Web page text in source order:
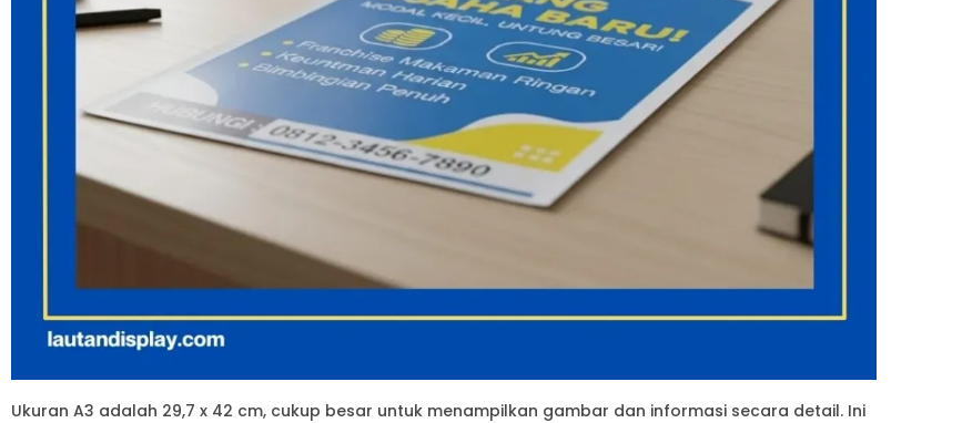
Ukuran A3 adalah 29,7 x 42 cm, cukup besar untuk menampilkan gambar dan informasi secara detail. Ini